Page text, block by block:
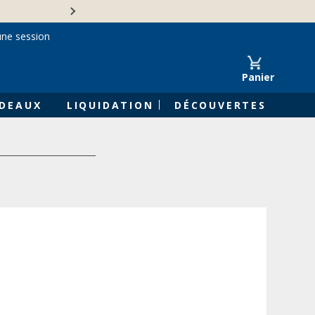
Panier
LIQUIDATION DÉCOUVERTES
session